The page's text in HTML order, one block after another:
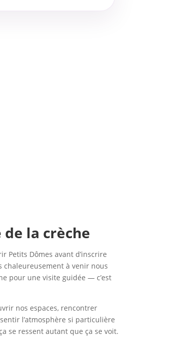
la crèche
Petits Dômes avant d’inscrire
chaleureusement à venir nous
pour une visite guidée — c’est
nos espaces, rencontrer
l’atmosphère si particulière
se ressent autant que ça se voit.